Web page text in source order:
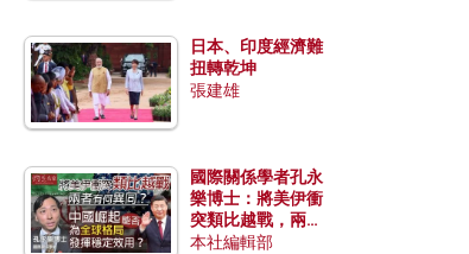
日本、印度經濟難
扭轉乾坤
張建雄
國際關係學者孔永
樂博士：將美伊衝
突類比越戰，兩者
有何異同？中國崛
本社編輯部